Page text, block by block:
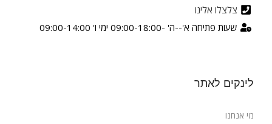
צלצלו אלינו
שעות פתיחה א'--ה' -09:00-18:00 ימי ו' 09:00-14:00
לינקים לאתר
מי אנחנו